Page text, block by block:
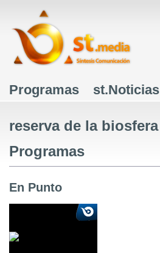
Menú principal
Programas st.Noticias
reserva de la biosfera
Programas
En Punto